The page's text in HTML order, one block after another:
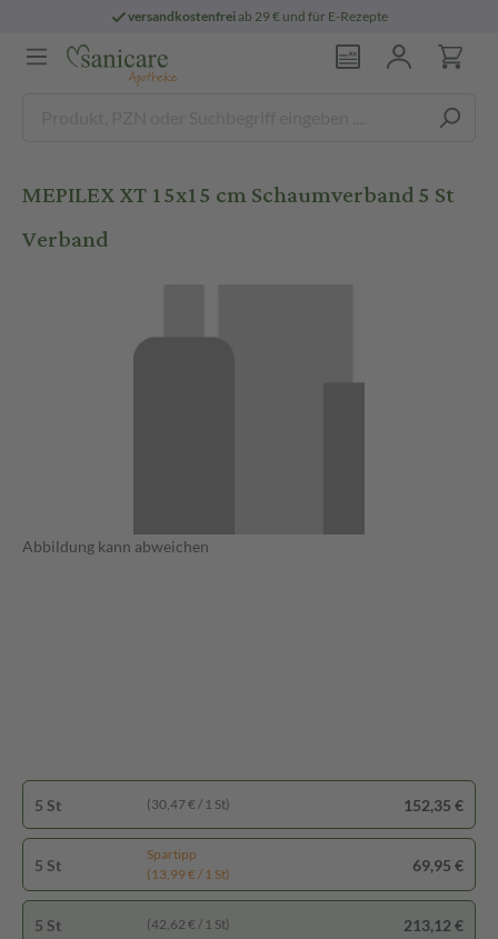
versandkostenfreiab 29 € und für E-Rezepte
MEPILEX XT 15x15 cm Schaumverband 5 St
Verband
Abbildung kann abweichen
5 St (30,47 € / 1 St) 152,35 €
5 St
Spartipp
(13,99 € / 1 St)
69,95 €
5 St (42,62 € / 1 St) 213,12 €